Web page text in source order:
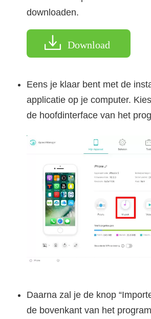
downloaden.
Download
Eens je klaar bent met de
applicatie op je computer.
de hoofdinterface van het
Daarna zal je de knop
de bovenkant van het